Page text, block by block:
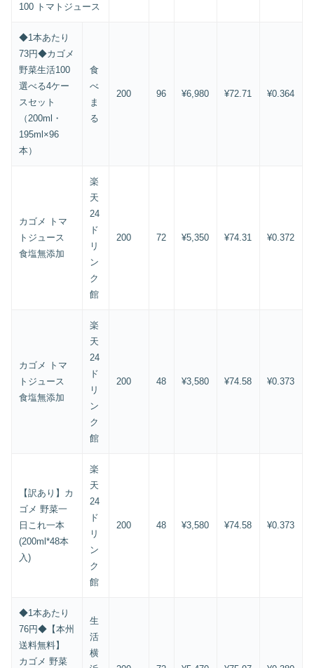
100 トマトジュース
◆1本あたり
73円◆カゴメ
野菜生活100
選べる4ケー
スセット
（200ml・
195ml×96
本）
食
べ
ま
る
200 96 ¥6,980 ¥72.71 ¥0.364
カゴメ トマ
トジュース
食塩無添加
楽
天
24
ド
リ
ン
ク
館
200 72 ¥5,350 ¥74.31 ¥0.372
カゴメ トマ
トジュース
食塩無添加
楽
天
24
ド
リ
ン
ク
館
200 48 ¥3,580 ¥74.58 ¥0.373
【訳あり】カ
ゴメ 野菜一
日これ一本
(200ml*48本
入)
楽
天
24
ド
リ
ン
ク
館
200 48 ¥3,580 ¥74.58 ¥0.373
◆1本あたり
76円◆【本州
送料無料】
カゴメ 野菜
生
活
横